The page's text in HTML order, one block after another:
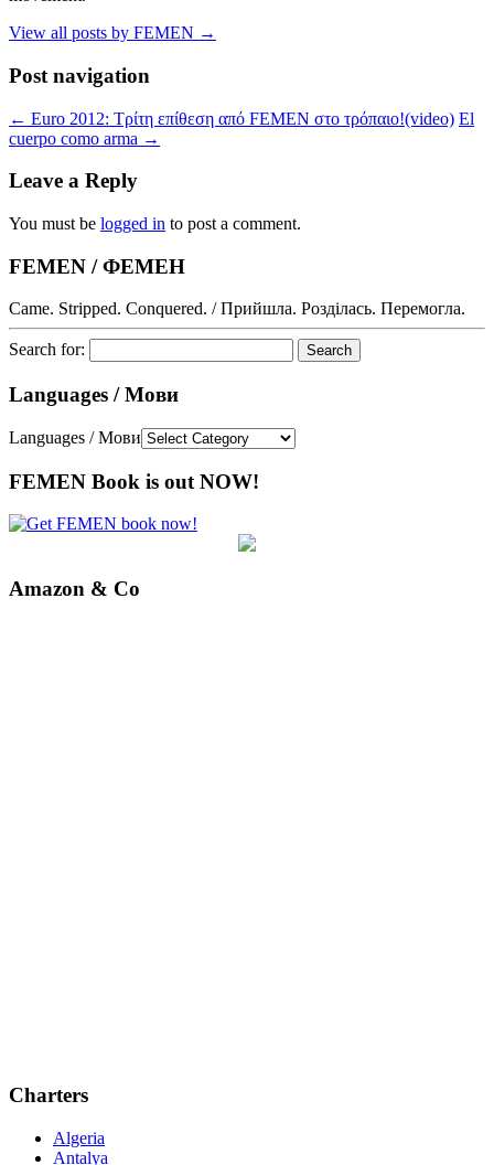
View all posts by FEMEN →
Post navigation
← Euro 2012: Τρίτη επίθεση από FEMEN στο τρόπαιο!(video) El
cuerpo como arma →
Leave a Reply
You must be logged in to post a comment.
FEMEN / ФЕМЕН
Came. Stripped. Conquered. / Прийшла. Розділась. Перемогла.
Search for:
Languages / Мови
Languages / Мови
FEMEN Book is out NOW!
Amazon & Co
Charters
Algeria
Antalya